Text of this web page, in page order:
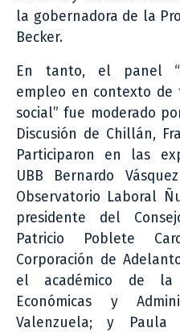
la gobernadora de la
Becker.
En tanto, el panel
empleo en contexto de
social” fue moderado
Discusión de Chillán,
Participaron en las
UBB Bernardo
Observatorio Laboral
presidente del
Patricio Poblete
Corporación de
el académico de la
Económicas y
Valenzuela; y Paula